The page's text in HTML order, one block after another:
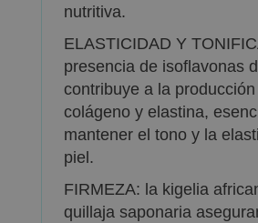
nutritiva.
ELASTICIDAD Y
presencia de isoflavonas
contribuye a la producción
colágeno y elastina,
mantener el tono y la
piel.
FIRMEZA: la kigelia
quillaja saponaria